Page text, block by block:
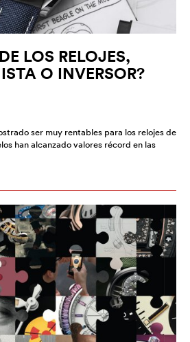
LOS RELOJES,
O INVERSOR?
ser muy rentables para los relojes de
han alcanzado valores récord en las